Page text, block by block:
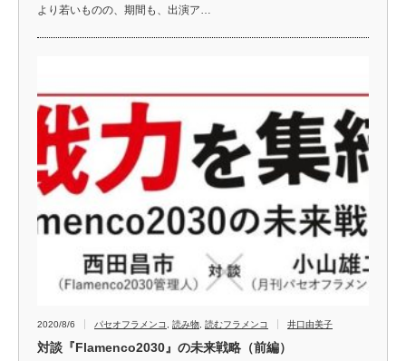
より若いものの、期間も、出演ア…
2020/8/6 パセオフラメンコ 読み物 読むフラメンコ 井口由美子
対談『Flamenco2030』の未来戦略（前編）